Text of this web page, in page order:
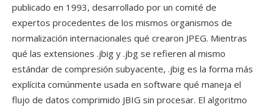
publicado en 1993, desarrollado por un comité de
expertos procedentes de los mismos organismos de
normalización internacionales qué crearon JPEG. Mientras
qué las extensiones .jbig y .jbg se refieren al mismo
estándar de compresión subyacente, .jbig es la forma más
explícita comúnmente usada en software qué maneja el
flujo de datos comprimido JBIG sin procesar. El algoritmo